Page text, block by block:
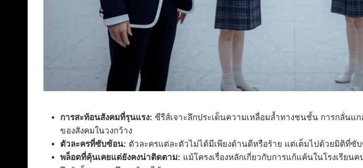
การสะท้อนสังคมที่รุนแรง: ซีรีส์เจาะลึกประเด็นความเหลื่อมล้ำทางชนชั้น การกลั่นแ
ของสังคมในวงกว้าง
ตัวละครที่ซับซ้อน: ตัวละครแต่ละตัวไม่ได้มีเพียงด้านดีหรือร้าย แต่เต็มไปด้วยมิติที่ซั
พล็อตที่คุ้นเคยแต่ยังคงน่าติดตาม: แม้โครงเรื่องหลักเกี่ยวกับการแก้แค้นในโรงเรียน